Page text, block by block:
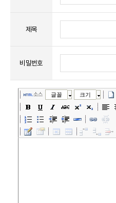
제목
비밀번호
소스 글꼴 크기